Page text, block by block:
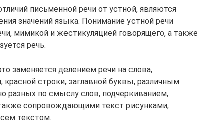
письменной речи от устной, являются
значений языка. Понимание устной речи
мимикой и жестикуляцией говорящего, а также
речь.
заменяется делением речи на слова,
красной строки, заглавной буквы, различным
разных по смыслу слов, подчеркиванием,
сопровождающими текст рисунками,
текстом.